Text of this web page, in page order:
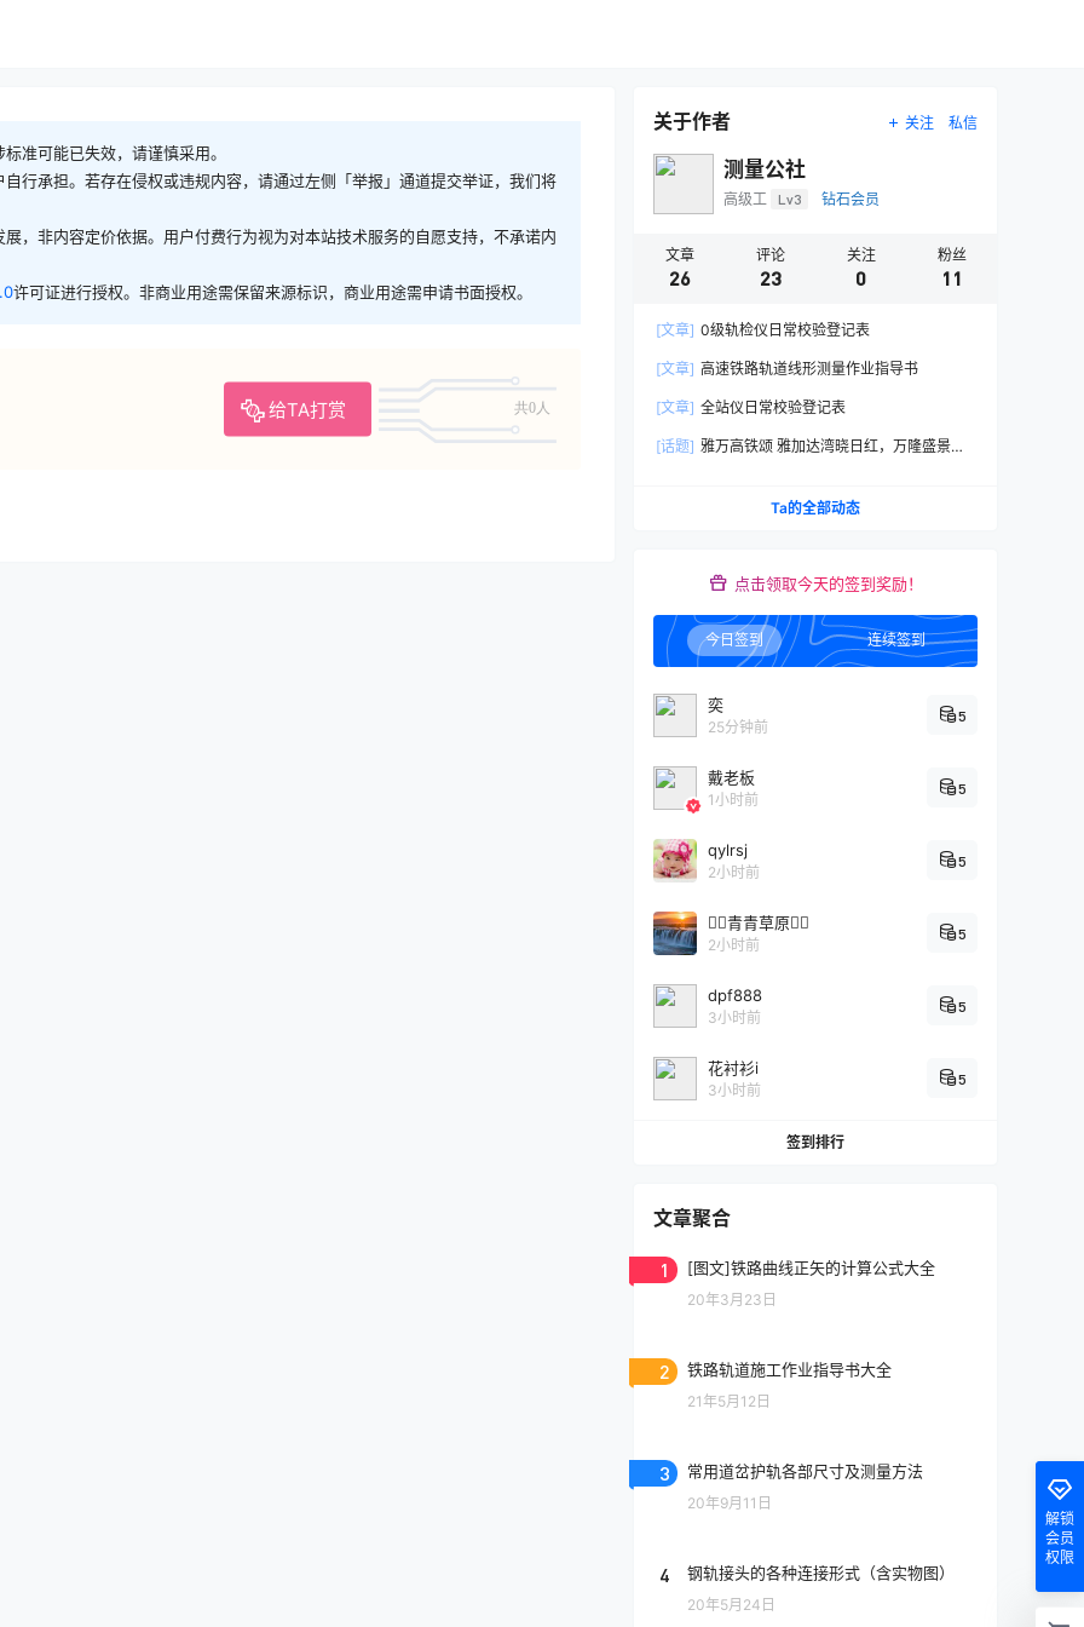
准可能已失效，请谨慎采用。
行承担。若存在侵权或违规内容，请通过左侧「举报」通道提交举证，我们将
，非内容定价依据。用户付费行为视为对本站技术服务的自愿支持，不承诺内
许可证进行授权。非商业用途需保留来源标识，商业用途需申请书面授权。
给TA打赏 共0人
关于作者 关注 私信
测量公社
高级工 Lv3 钻石会员
文章
26
评论
23
关注
0
粉丝
11
[文章] 0级轨检仪日常校验登记表
[文章] 高速铁路轨道线形测量作业指导书
[文章] 全站仪日常校验登记表
[话题] 雅万高铁颂 雅加达湾晓日红，万隆盛景韵
Ta的全部动态
点击领取今天的签到奖励！
今日签到 连续签到
奕
25分钟前
5
戴老板
1小时前
5
qylrsj
2小时前
5
青青草原
2小时前
5
dpf888
3小时前
5
花衬衫i
3小时前
5
签到排行
文章聚合
1 [图文]铁路曲线正矢的计算公式大全
20年3月23日
2 铁路轨道施工作业指导书大全
21年5月12日
3 常用道岔护轨各部尺寸及测量方法
20年9月11日
4 钢轨接头的各种连接形式（含实物图）
20年5月24日
解锁
会员
权限